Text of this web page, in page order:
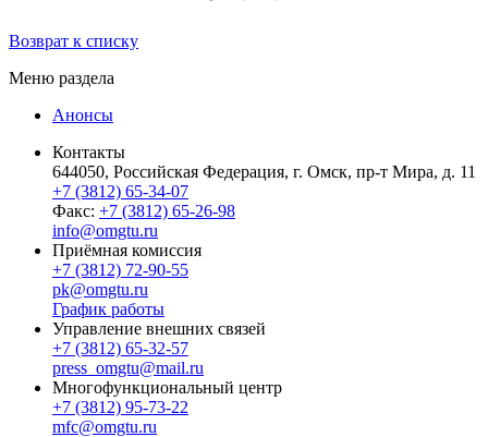
Возврат к списку
Меню раздела
Анонсы
Контакты
644050, Российская Федерация, г. Омск, пр-т Мира, д. 11
+7 (3812) 65-34-07
Факс: +7 (3812) 65-26-98
info@omgtu.ru
Приёмная комиссия
+7 (3812) 72-90-55
pk@omgtu.ru
График работы
Управление внешних связей
+7 (3812) 65-32-57
press_omgtu@mail.ru
Многофункциональный центр
+7 (3812) 95-73-22
mfc@omgtu.ru